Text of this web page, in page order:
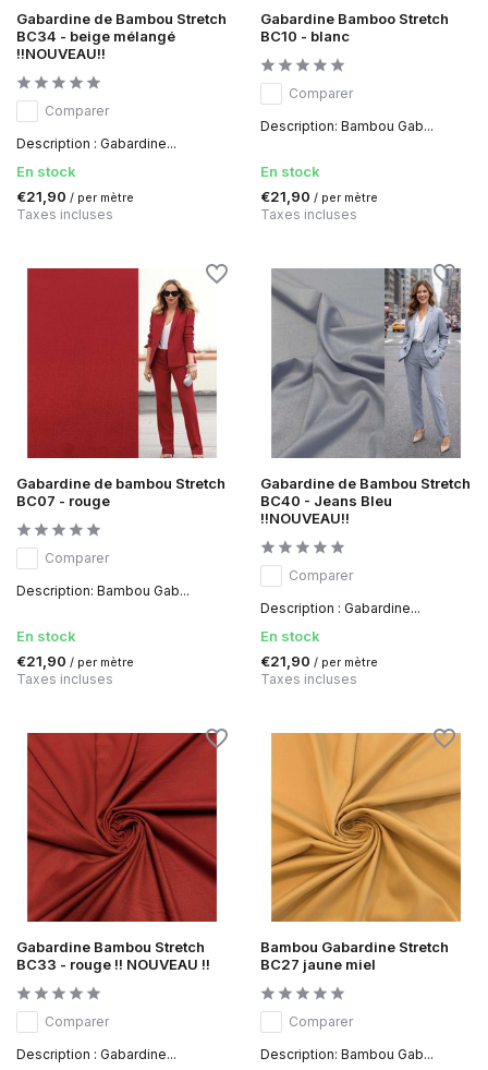
Gabardine de Bambou Stretch
BC34 - beige mélangé
!!NOUVEAU!!
Comparer
Description : Gabardine...
En stock
€21,90 / per mètre
Taxes incluses
Gabardine Bamboo Stretch
BC10 - blanc
Comparer
Description: Bambou Gab...
En stock
€21,90 / per mètre
Taxes incluses
Gabardine de bambou Stretch
BC07 - rouge
Comparer
Description: Bambou Gab...
En stock
€21,90 / per mètre
Taxes incluses
Gabardine de Bambou Stretch
BC40 - Jeans Bleu
!!NOUVEAU!!
Comparer
Description : Gabardine...
En stock
€21,90 / per mètre
Taxes incluses
Gabardine Bambou Stretch
BC33 - rouge !! NOUVEAU !!
Comparer
Description : Gabardine...
Bambou Gabardine Stretch
BC27 jaune miel
Comparer
Description: Bambou Gab...